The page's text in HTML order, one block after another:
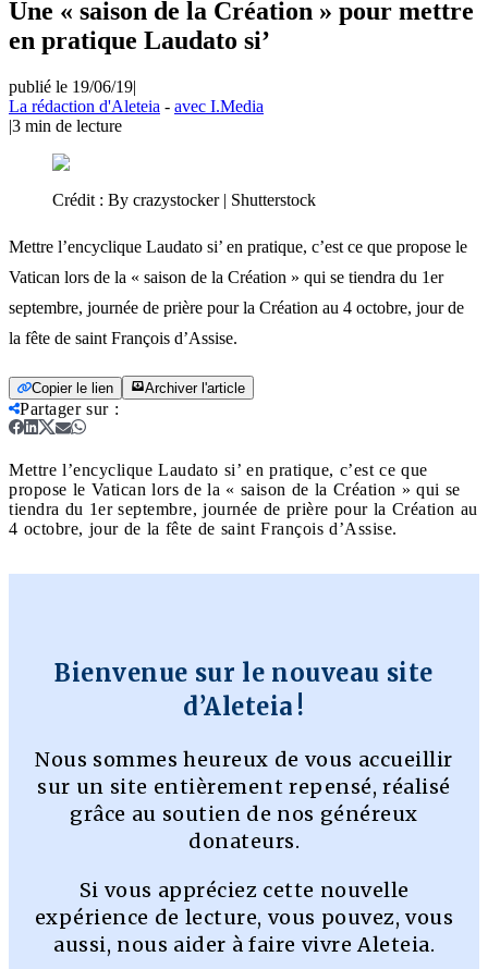
Une « saison de la Création » pour mettre
en pratique Laudato si’
publié le 19/06/19|
La rédaction d'Aleteia - avec I.Media
|3 min de lecture
Crédit : By crazystocker | Shutterstock
Mettre l’encyclique Laudato si’ en pratique, c’est ce que propose le
Vatican lors de la « saison de la Création » qui se tiendra du 1er
septembre, journée de prière pour la Création au 4 octobre, jour de
la fête de saint François d’Assise.
Copier le lien Archiver l'article
Partager sur:
Mettre l’encyclique Laudato si’ en pratique, c’est ce que
propose le Vatican lors de la « saison de la Création » qui se
tiendra du 1er septembre, journée de prière pour la Création au
4 octobre, jour de la fête de saint François d’Assise.
Bienvenue sur le nouveau site
d’Aleteia !
Nous sommes heureux de vous accueillir
sur un site entièrement repensé, réalisé
grâce au soutien de nos généreux
donateurs.
Si vous appréciez cette nouvelle
expérience de lecture, vous pouvez, vous
aussi, nous aider à faire vivre Aleteia.